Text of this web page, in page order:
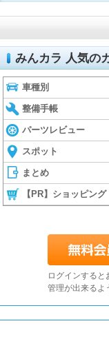
みんカラ 人気の
車種別
整備手帳
パーツレビュー
スポット
まとめ
【PR】ショッピング
ログインする
管理が出来るよ